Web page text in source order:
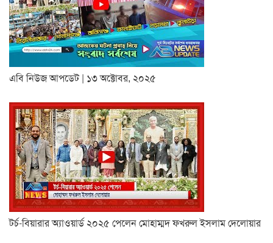
এবি নিউজ আপডেট | ১৩ অক্টোবর, ২০২৫
টর্চ-বিয়ারার অ্যাওয়ার্ড ২০২৫ পেলেন মোহাম্মদ ফখরুল ইসলাম দেলোয়ার